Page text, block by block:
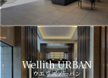
Wellith URBAN
ウエリスアーバン